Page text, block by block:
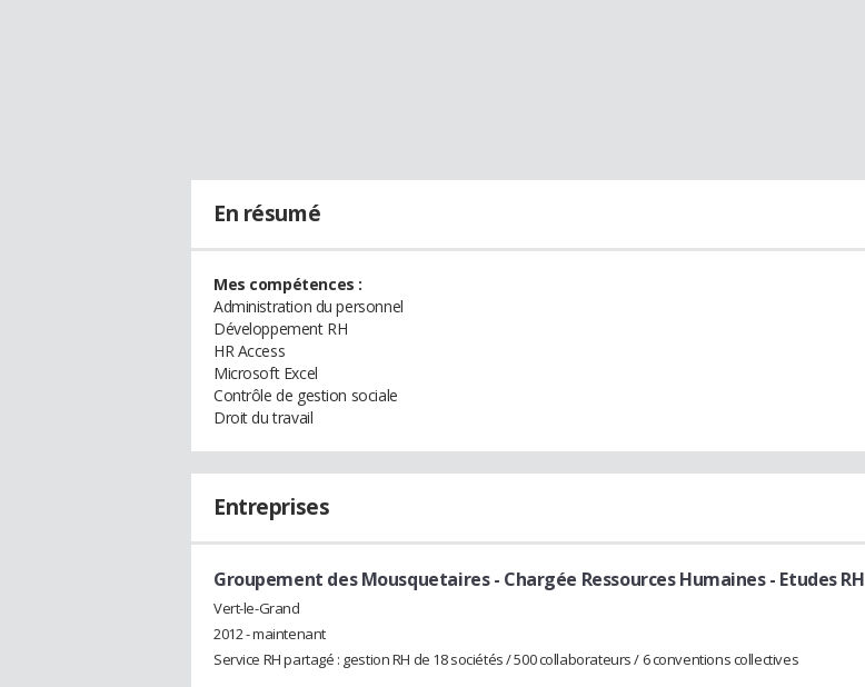
En résumé
Mes compétences :
Administration du personnel
Développement RH
HR Access
Microsoft Excel
Contrôle de gestion sociale
Droit du travail
Entreprises
Groupement des Mousquetaires- Chargée Ressources Humaines - Etudes RH
Vert-le-Grand
2012 - maintenant
Service RH partagé : gestion RH de 18 sociétés / 500 collaborateurs / 6 conventions collectives